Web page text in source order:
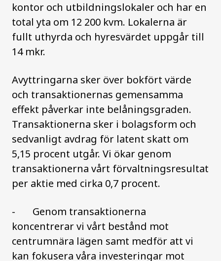
kontor och utbildningslokaler och har en
total yta om 12 200 kvm. Lokalerna är
fullt uthyrda och hyresvärdet uppgår till
14 mkr.
Avyttringarna sker över bokfört värde
och transaktionernas gemensamma
effekt påverkar inte belåningsgraden.
Transaktionerna sker i bolagsform och
sedvanligt avdrag för latent skatt om
5,15 procent utgår. Vi ökar genom
transaktionerna vårt förvaltningsresultat
per aktie med cirka 0,7 procent.
-
Genom transaktionerna
koncentrerar vi vårt bestånd mot
centrumnära lägen samt medför att vi
kan fokusera våra investeringar mot